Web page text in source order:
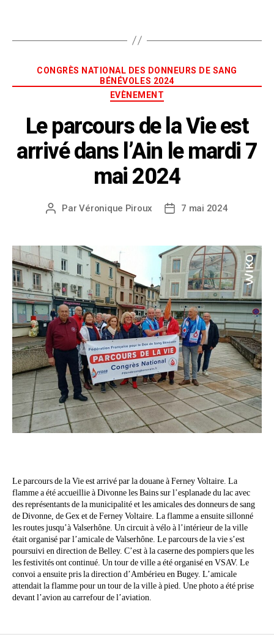
CONGRÈS NATIONAL DES DONNEURS DE SANG
BÉNÉVOLES 2024
EVÈNEMENT
Le parcours de la Vie est
arrivé dans l’Ain le mardi 7
mai 2024
ParVéronique Piroux 7 mai 2024
Le parcours de la Vie est arrivé par la douane à Ferney Voltaire. La
flamme a été accueillie à Divonne les Bains sur l’esplanade du lac avec
des représentants de la municipalité et les amicales des donneurs de sang
de Divonne, de Gex et de Ferney Voltaire. La flamme a ensuite sillonné
les routes jusqu’à Valserhône. Un circuit à vélo à l’intérieur de la ville
était organisé par l’amicale de Valserhône. Le parcours de la vie s’est
poursuivi en direction de Belley. C’est à la caserne des pompiers que les
les festivités ont continué. Un tour de ville a été organisé en VSAV. Le
convoi a ensuite pris la direction d’Ambérieu en Bugey. L’amicale
attendait la flamme pour un tour de la ville à pied. Une photo a été prise
devant l’avion au carrefour de l’aviation.